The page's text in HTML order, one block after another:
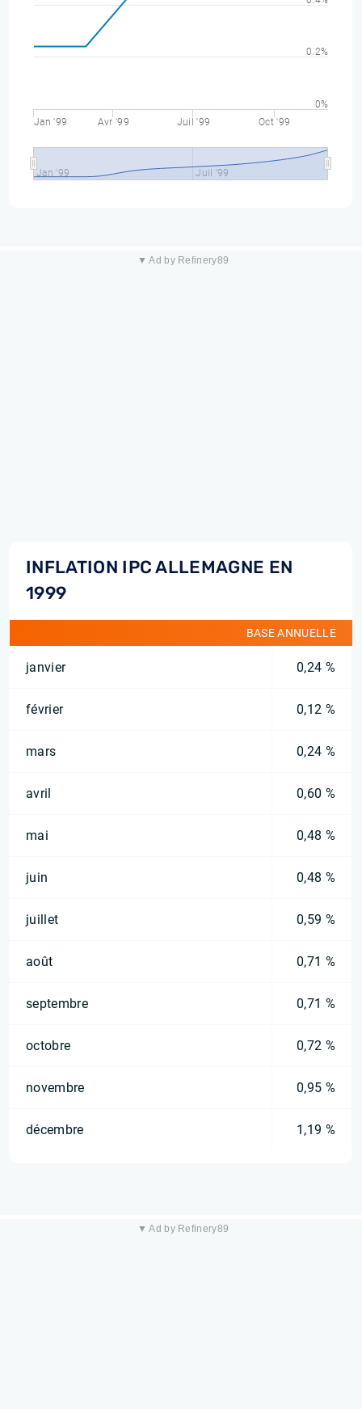
Jan '99 Avr '99 Juil '99 Oct '99
Jan '99 Juil '99
0%
0.2%
▼ Ad by Refinery89
INFLATION IPC ALLEMAGNE EN
1999
BASE ANNUELLE
janvier 0,24 %
février 0,12 %
mars 0,24 %
avril 0,60 %
mai 0,48 %
juin 0,48 %
juillet 0,59 %
août 0,71 %
septembre 0,71 %
octobre 0,72 %
novembre 0,95 %
décembre 1,19 %
▼ Ad by Refinery89